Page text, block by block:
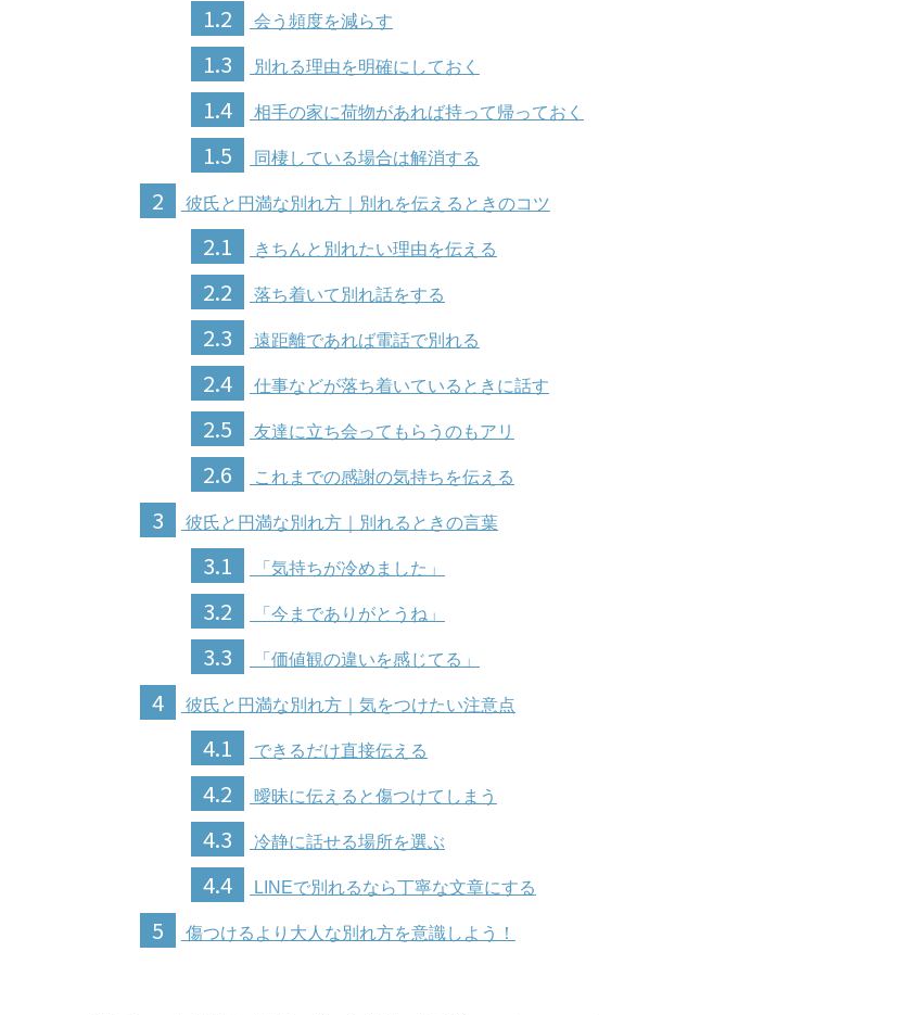
1.2 会う頻度を減らす
1.3 別れる理由を明確にしておく
1.4 相手の家に荷物があれば持って帰っておく
1.5 同棲している場合は解消する
2 彼氏と円満な別れ方｜別れを伝えるときのコツ
2.1 きちんと別れたい理由を伝える
2.2 落ち着いて別れ話をする
2.3 遠距離であれば電話で別れる
2.4 仕事などが落ち着いているときに話す
2.5 友達に立ち会ってもらうのもアリ
2.6 これまでの感謝の気持ちを伝える
3 彼氏と円満な別れ方｜別れるときの言葉
3.1 「気持ちが冷めました」
3.2 「今までありがとうね」
3.3 「価値観の違いを感じてる」
4 彼氏と円満な別れ方｜気をつけたい注意点
4.1 できるだけ直接伝える
4.2 曖昧に伝えると傷つけてしまう
4.3 冷静に話せる場所を選ぶ
4.4 LINEで別れるなら丁寧な文章にする
5 傷つけるより大人な別れ方を意識しよう！